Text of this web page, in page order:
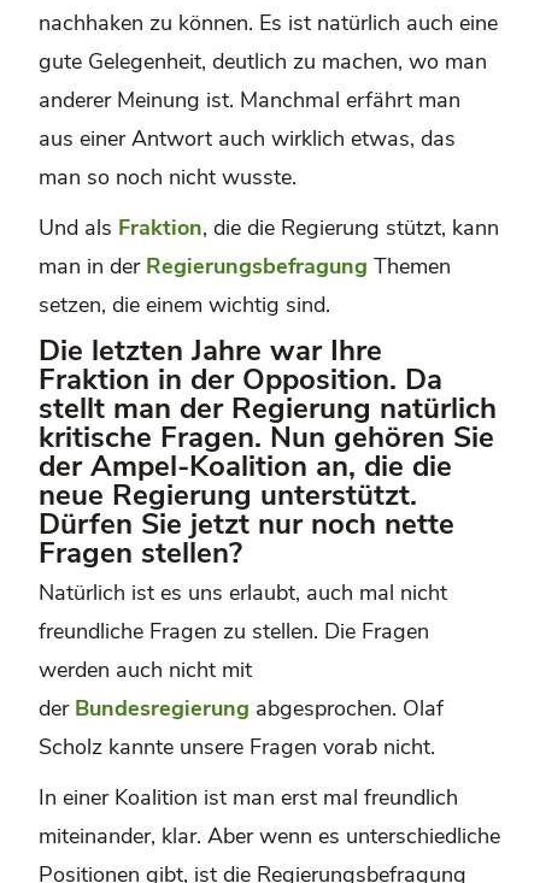
nachhaken zu können. Es ist natürlich auch eine
gute Gelegenheit, deutlich zu machen, wo man
anderer Meinung ist. Manchmal erfährt man
aus einer Antwort auch wirklich etwas, das
man so noch nicht wusste.
Und als Fraktion, die die Regierung stützt, kann
man in der Regierungsbefragung Themen
setzen, die einem wichtig sind.
Die letzten Jahre war Ihre
Fraktion in der Opposition. Da
stellt man der Regierung natürlich
kritische Fragen. Nun gehören Sie
der Ampel-Koalition an, die die
neue Regierung unterstützt.
Dürfen Sie jetzt nur noch nette
Fragen stellen?
Natürlich ist es uns erlaubt, auch mal nicht
freundliche Fragen zu stellen. Die Fragen
werden auch nicht mit
der Bundesregierung abgesprochen. Olaf
Scholz kannte unsere Fragen vorab nicht.
In einer Koalition ist man erst mal freundlich
miteinander, klar. Aber wenn es unterschiedliche
Positionen gibt, ist die Regierungsbefragung